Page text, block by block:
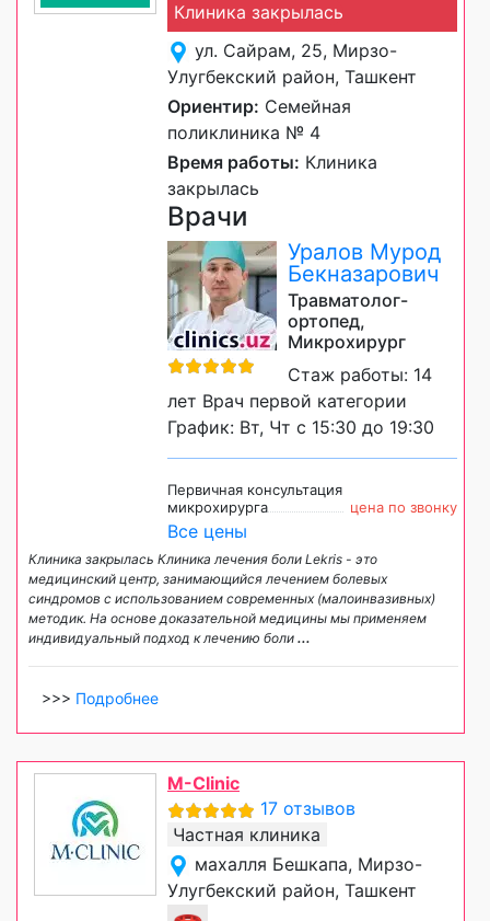
Клиника закрылась
ул. Сайрам, 25, Мирзо-
Улугбекский район, Ташкент
Ориентир: Семейная
поликлиника № 4
Время работы: Клиника
закрылась
Врачи
Уралов Мурод
Бекназарович
Травматолог-
ортопед,
Микрохирург
Стаж работы: 14
лет Врач первой категории
График: Вт, Чт с 15:30 до 19:30
Первичная консультация
микрохирурга
цена по звонку
Все цены
Клиника закрылась Клиника лечения боли Lekris - это
медицинский центр, занимающийся лечением болевых
синдромов с использованием современных (малоинвазивных)
методик. На основе доказательной медицины мы применяем
индивидуальный подход к лечению боли ...
>>> Подробнее
M-Clinic
17 отзывов
Частная клиника
махалля Бешкапа, Мирзо-
Улугбекский район, Ташкент